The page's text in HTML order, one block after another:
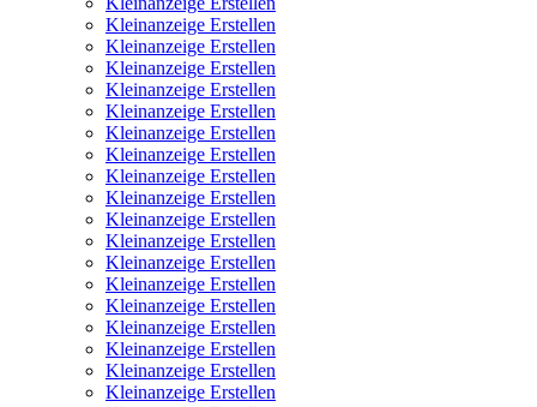
Kleinanzeige Erstellen
Kleinanzeige Erstellen
Kleinanzeige Erstellen
Kleinanzeige Erstellen
Kleinanzeige Erstellen
Kleinanzeige Erstellen
Kleinanzeige Erstellen
Kleinanzeige Erstellen
Kleinanzeige Erstellen
Kleinanzeige Erstellen
Kleinanzeige Erstellen
Kleinanzeige Erstellen
Kleinanzeige Erstellen
Kleinanzeige Erstellen
Kleinanzeige Erstellen
Kleinanzeige Erstellen
Kleinanzeige Erstellen
Kleinanzeige Erstellen